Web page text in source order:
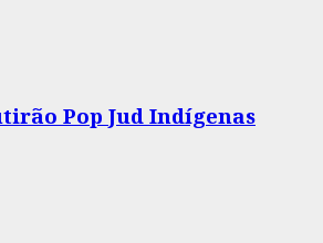
Pop Jud Indígenas